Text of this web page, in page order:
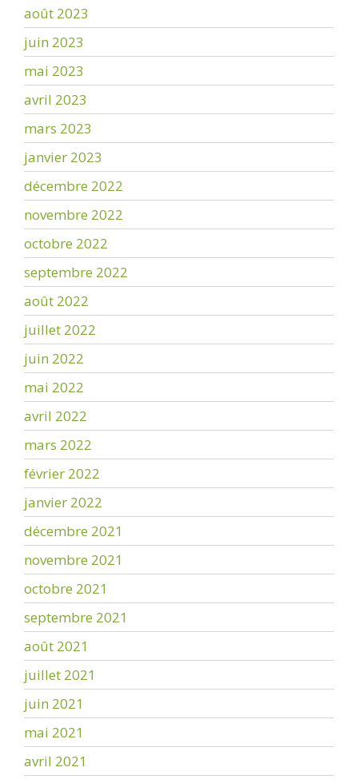
août 2023
juin 2023
mai 2023
avril 2023
mars 2023
janvier 2023
décembre 2022
novembre 2022
octobre 2022
septembre 2022
août 2022
juillet 2022
juin 2022
mai 2022
avril 2022
mars 2022
février 2022
janvier 2022
décembre 2021
novembre 2021
octobre 2021
septembre 2021
août 2021
juillet 2021
juin 2021
mai 2021
avril 2021